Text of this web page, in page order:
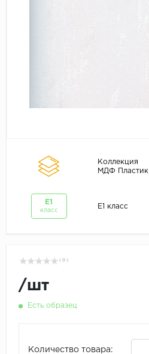
Коллекция
МДФ Пластик
E1
класс
E1 класс
( 0 )
/шт
Есть образец
Количество товара: